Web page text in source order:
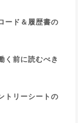
ード＆履歴書の
く前に読むべき
トリーシートの